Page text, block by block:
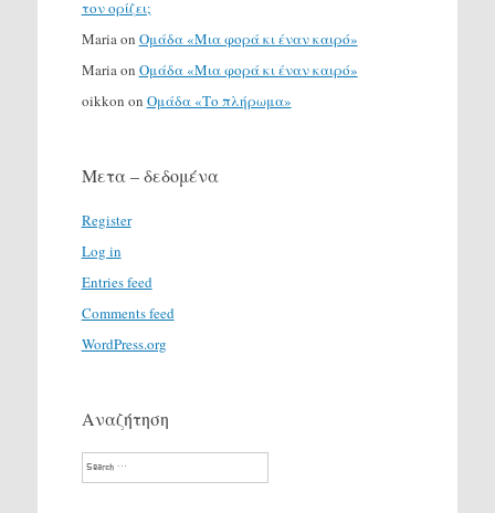
τον ορίζει;
Mariaon Ομάδα «Μια φορά κι έναν καιρό»
Mariaon Ομάδα «Μια φορά κι έναν καιρό»
oikkon on Ομάδα «Το πλήρωμα»
Μετα – δεδομένα
Register
Log in
Entries feed
Comments feed
WordPress.org
Αναζήτηση
Search